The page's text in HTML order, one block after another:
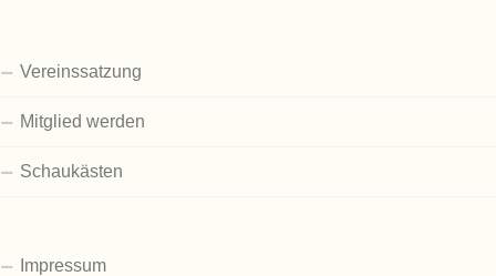
Vereinssatzung
Mitglied werden
Schaukästen
Impressum